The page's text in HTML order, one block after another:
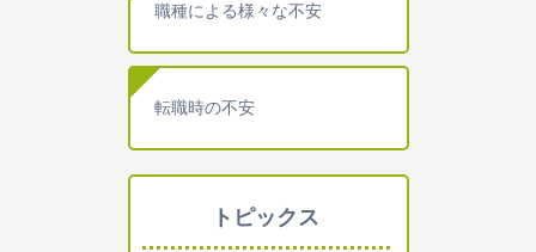
職種による様々な不安
転職時の不安
トピックス